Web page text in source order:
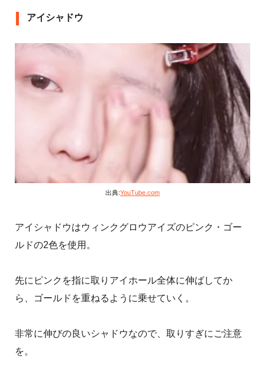
アイシャドウ
出典:YouTube.com
アイシャドウはウィンクグロウアイズのピンク・ゴー
ルドの2色を使用。
先にピンクを指に取りアイホール全体に伸ばしてか
ら、ゴールドを重ねるように乗せていく。
非常に伸びの良いシャドウなので、取りすぎにご注意
を。